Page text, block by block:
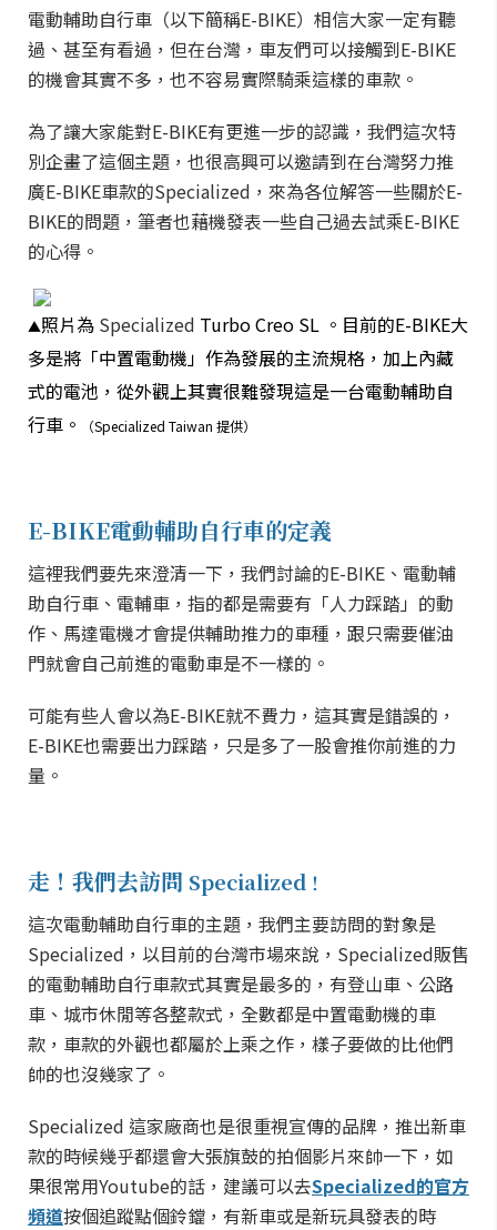
電動輔助自行車（以下簡稱E-BIKE）相信大家一定有聽
過、甚至有看過，但在台灣，車友們可以接觸到E-BIKE
的機會其實不多，也不容易實際騎乘這樣的車款。
為了讓大家能對E-BIKE有更進一步的認識，我們這次特
別企畫了這個主題，也很高興可以邀請到在台灣努力推
廣E-BIKE車款的Specialized，來為各位解答一些關於E-
BIKE的問題，筆者也藉機發表一些自己過去試乘E-BIKE
的心得。
▲照片為 Specialized Turbo Creo SL 。目前的E-BIKE大
多是將「中置電動機」作為發展的主流規格，加上內藏
式的電池， 從外觀上其實很難發現這是一台電動輔助自
行車。
（Specialized Taiwan 提供）
E-BIKE電動輔助自行車的定義
這裡我們要先來澄清一下，我們討論的E-BIKE、電動輔
助自行車、電輔車，指的都是需要有「人力踩踏」的動
作、馬達電機才會提供輔助推力的車種，跟只需要催油
門就會自己前進的電動車是不一樣的。
可能有些人會以為E-BIKE就不費力，這其實是錯誤的，
E-BIKE也需要出力踩踏，只是多了一股會推你前進的力
量。
走！我們去訪問 Specialized ！
這次電動輔助自行車的主題，我們主要訪問的對象是
Specialized，以目前的台灣市場來說，Specialized販售
的電動輔助自行車款式其實是最多的，有登山車、公路
車、城市休閒等各整款式，全數都是中置電動機的車
款，車款的外觀也都屬於上乘之作，樣子要做的比他們
帥的也沒幾家了。
Specialized 這家廠商也是很重視宣傳的品牌，推出新車
款的時候幾乎都還會大張旗鼓的拍個影片來帥一下，如
果很常用Youtube的話，建議可以去Specialized的官方
頻道按個追蹤點個鈴鐺，有新車或是新玩具發表的時